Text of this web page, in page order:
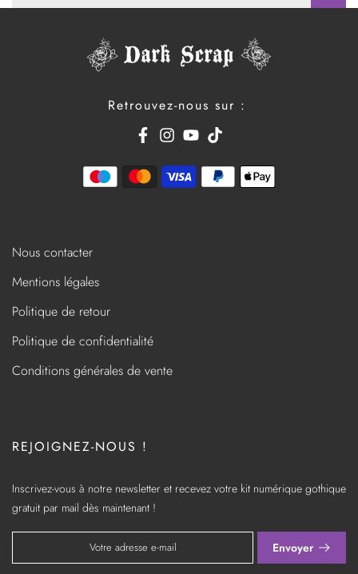
Retrouvez-nous sur :
Nous contacter
Mentions légales
Politique de retour
Politique de confidentialité
Conditions générales de vente
REJOIGNEZ-NOUS !
Inscrivez-vous à notre newsletter et recevez votre kit numérique gothique
gratuit par mail dès maintenant !
Envoyer